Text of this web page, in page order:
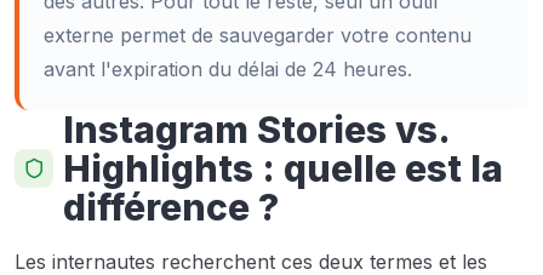
externe permet de sauvegarder votre contenu
avant l'expiration du délai de 24 heures.
Instagram Stories vs.
Highlights : quelle est la
différence ?
Les internautes recherchent ces deux termes et les